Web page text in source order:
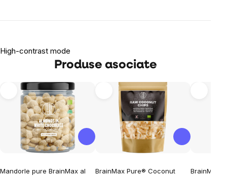
High-contrast mode
Produse asociate
Mandorle pure BrainMax al
BrainMax Pure® Coconut
BrainMax